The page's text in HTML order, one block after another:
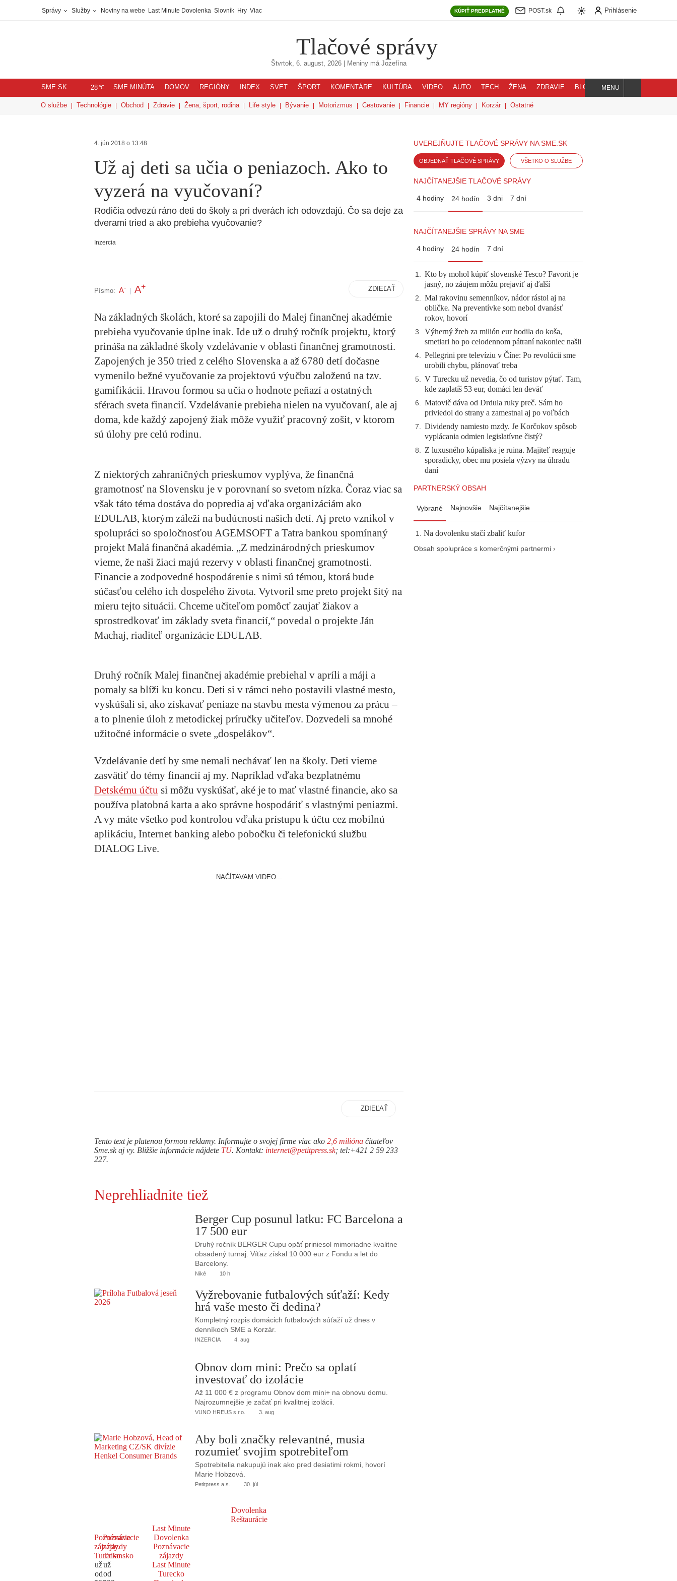
Správy Služby Noviny na webe Last Minute Dovolenka Slovník Hry Viac KÚPIŤ PREDPLATNÉ POST.sk Prihlásenie
Tlačové správy
Štvrtok, 6. august, 2026| Meniny má Jozefína
SME.SK 28℃ SME MINÚTA DOMOV REGIÓNY INDEX SVET ŠPORT KOMENTÁRE KULTÚRA VIDEO AUTO TECH ŽENA ZDRAVIE BLOG
Hľadaj
MENU
O službe Technológie Obchod Zdravie Žena, šport, rodina Life style Bývanie Motorizmus Cestovanie Financie MY regióny Korzár Ostatné
4. jún 2018 o 13:48
Už aj deti sa učia o peniazoch. Ako to
vyzerá na vyučovaní?
Rodičia odvezú ráno deti do školy a pri dverách ich odovzdajú. Čo sa deje za
dverami tried a ako prebieha vyučovanie?
Inzercia
Písmo: A- A+ ZDIEĽAŤ
Na základných školách, ktoré sa zapojili do Malej finančnej akadémie
prebieha vyučovanie úplne inak. Ide už o druhý ročník projektu, ktorý
prináša na základné školy vzdelávanie v oblasti finančnej gramotnosti.
Zapojených je 350 tried z celého Slovenska a až 6780 detí dočasne
vymenilo bežné vyučovanie za projektovú výučbu založenú na tzv.
gamifikácii. Hravou formou sa učia o hodnote peňazí a ostatných
sférach sveta financií. Vzdelávanie prebieha nielen na vyučovaní, ale aj
doma, kde každý zapojený žiak môže využiť pracovný zošit, v ktorom
sú úlohy pre celú rodinu.
Z niektorých zahraničných prieskumov vyplýva, že finančná
gramotnosť na Slovensku je v porovnaní so svetom nízka. Čoraz viac sa
však táto téma dostáva do popredia aj vďaka organizáciám ako
EDULAB, ktorým záleží na budúcnosti našich detí. Aj preto vznikol v
spolupráci so spoločnosťou AGEMSOFT a Tatra bankou spomínaný
projekt Malá finančná akadémia. „Z medzinárodných prieskumov
vieme, že naši žiaci majú rezervy v oblasti finančnej gramotnosti.
Financie a zodpovedné hospodárenie s nimi sú témou, ktorá bude
súčasťou celého ich dospelého života. Vytvoril sme preto projekt šitý na
mieru tejto situácii. Chceme učiteľom pomôcť zaujať žiakov a
sprostredkovať im základy sveta financií,“ povedal o projekte Ján
Machaj, riaditeľ organizácie EDULAB.
Druhý ročník Malej finančnej akadémie prebiehal v apríli a máji a
pomaly sa blíži ku koncu. Deti si v rámci neho postavili vlastné mesto,
vyskúšali si, ako získavať peniaze na stavbu mesta výmenou za prácu –
a to plnenie úloh z metodickej príručky učiteľov. Dozvedeli sa mnohé
užitočné informácie o svete „dospelákov“.
Vzdelávanie detí by sme nemali nechávať len na školy. Deti vieme
zasvätiť do témy financií aj my. Napríklad vďaka bezplatnému
Detskému účtu si môžu vyskúšať, aké je to mať vlastné financie, ako sa
používa platobná karta a ako správne hospodáriť s vlastnými peniazmi.
A vy máte všetko pod kontrolou vďaka prístupu k účtu cez mobilnú
aplikáciu, Internet banking alebo pobočku či telefonickú službu
DIALOG Live.
NAČÍTAVAM VIDEO...
ZDIEĽAŤ
Tento text je platenou formou reklamy. Informujte o svojej firme viac ako 2,6 milióna čitateľov
Sme.sk aj vy. Bližšie informácie nájdete TU. Kontakt: internet@petitpress.sk; tel:+421 2 59 233
227.
UVEREJŇUJTE TLAČOVÉ SPRÁVY NA SME.SK
OBJEDNAŤ TLAČOVÉ SPRÁVY VŠETKO O SLUŽBE
NAJČÍTANEJŠIE TLAČOVÉ SPRÁVY
4 hodiny 24 hodín 3 dni 7 dní
NAJČÍTANEJŠIE SPRÁVY NA SME
4 hodiny 24 hodín 7 dní
1. Kto by mohol kúpiť slovenské Tesco? Favorit je
jasný, no záujem môžu prejaviť aj ďalší
2. Mal rakovinu semenníkov, nádor rástol aj na
obličke. Na preventívke som nebol dvanásť
rokov, hovorí
3. Výherný žreb za milión eur hodila do koša,
smetiari ho po celodennom pátraní nakoniec našli
4. Pellegrini pre televíziu v Číne: Po revolúcii sme
urobili chybu, plánovať treba
5. V Turecku už nevedia, čo od turistov pýtať. Tam,
kde zaplatíš 53 eur, domáci len deväť
6. Matovič dáva od Drdula ruky preč. Sám ho
priviedol do strany a zamestnal aj po voľbách
7. Dividendy namiesto mzdy. Je Korčokov spôsob
vyplácania odmien legislatívne čistý?
8. Z luxusného kúpaliska je ruina. Majiteľ reaguje
sporadicky, obec mu posiela výzvy na úhradu
daní
PARTNERSKÝ OBSAH
Vybrané Najnovšie Najčítanejšie
Na dovolenku stačí zbaliť kufor
Obsah spolupráce s komerčnými partnermi ›
Neprehliadnite tiež
Berger Cup posunul latku: FC Barcelona a
17 500 eur
Druhý ročník BERGER Cupu opäť priniesol mimoriadne kvalitne
obsadený turnaj. Víťaz získal 10 000 eur z Fondu a let do
Barcelony.
Niké 10 h
Vyžrebovanie futbalových súťaží: Kedy
hrá vaše mesto či dedina?
Kompletný rozpis domácich futbalových súťaží už dnes v
denníkoch SME a Korzár.
INZERCIA 4. aug
Obnov dom mini: Prečo sa oplatí
investovať do izolácie
Až 11 000 € z programu Obnov dom mini+ na obnovu domu.
Najrozumnejšie je začať pri kvalitnej izolácii.
VUNO HREUS s.r.o. 3. aug
Aby boli značky relevantné, musia
rozumieť svojim spotrebiteľom
Spotrebitelia nakupujú inak ako pred desiatimi rokmi, hovorí
Marie Hobzová.
Petitpress a.s. 30. júl
Dovolenka
Reštaurácie
Poznávacie
zájazdy
Turecko
už
od
Poznávacie
zájazdy
Taliansko
už
od
Last Minute
Dovolenka
Poznávacie
zájazdy
Last Minute
Turecko